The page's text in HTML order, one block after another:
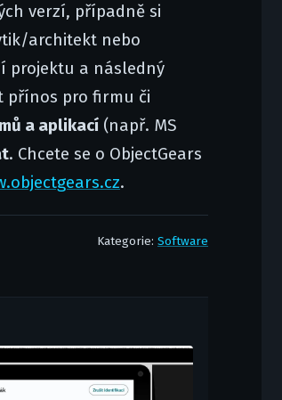
verzí, případně si
architekt nebo
projektu a následný
přínos pro firmu či
a aplikací (např. MS
. Chcete se o ObjectGears
.
Kategorie: Software